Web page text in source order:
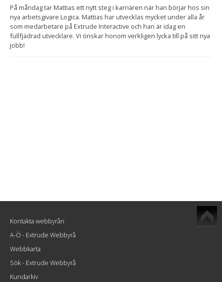
På måndag tar Mattias ett nytt steg i karriären när han börjar hos sin
nya arbetsgivare Logica. Mattias har utvecklas mycket under alla år
som medarbetare på Extrude Interactive och han är idag en
fullfjädrad utvecklare. Vi önskar honom verkligen lycka till på sitt nya
jobb!
Kontakta webbyrån
A-Ö - Extrude Webbyrå
Webbkarta
Sök - Extrude Webbyrå
Kundarkiv